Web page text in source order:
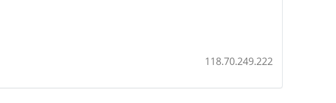
118.70.249.222